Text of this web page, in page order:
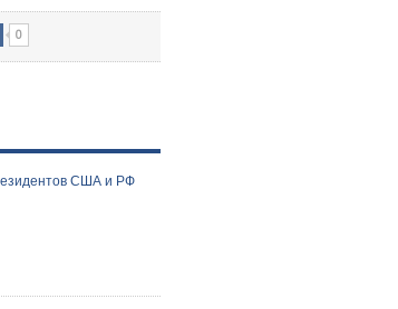
0
США и РФ